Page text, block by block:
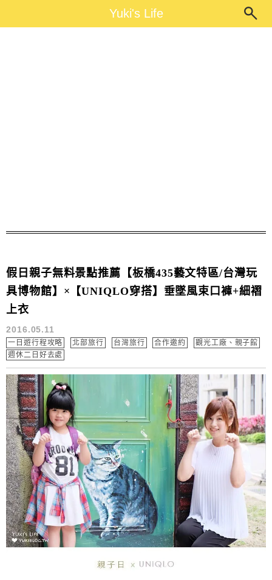
Yuki's LifeYuki's Life
假日親子無料景點推薦【板橋435藝文特區/台灣玩
具博物館】×【UNIQLO穿搭】垂墜風束口褲+細褶
上衣
2016.05.11
一日遊行程攻略 北部旅行 台灣旅行 合作邀約
觀光工廠、親子館
週休二日好去處